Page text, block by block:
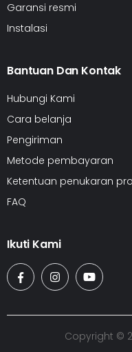
Garansi resmi
Instalasi
Bantuan Dan Kontak
Hubungi Kami
Cara belanja
Pengiriman
Metode pembayaran
Ketentuan penukaran
FAQ
Ikuti Kami
Copyright ©